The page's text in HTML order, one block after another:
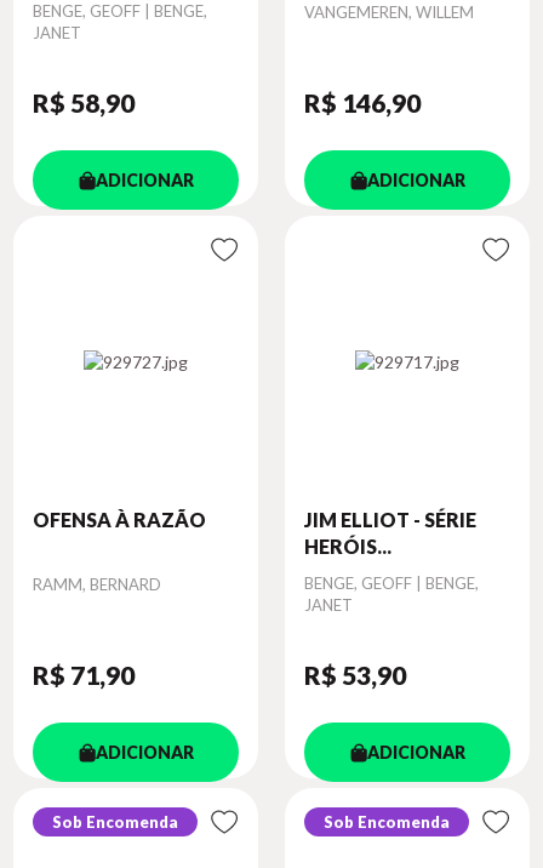
Autor
BENGE, GEOFF | BENGE,
JANET
R$ 58,90
ADICIONAR
Autor
VANGEMEREN, WILLEM
R$ 146,90
ADICIONAR
OFENSA À RAZÃO
Autor
RAMM, BERNARD
R$ 71,90
ADICIONAR
JIM ELLIOT - SÉRIE
HERÓIS...
Autor
BENGE, GEOFF | BENGE,
JANET
R$ 53,90
ADICIONAR
Sob Encomenda Sob Encomenda